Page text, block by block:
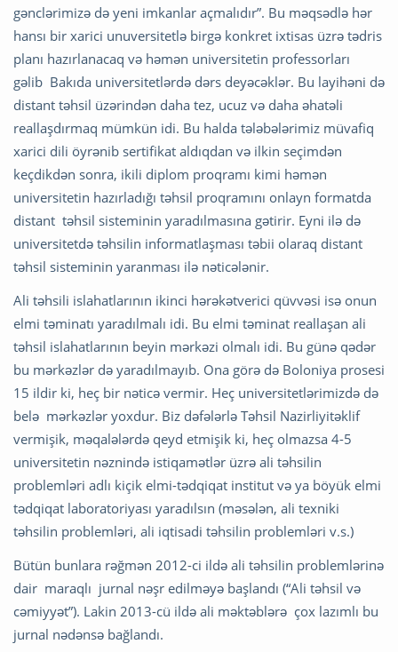
gənclərimizə də yeni imkanlar açmalıdır”. Bu məqsədlə hər
hansı bir xarici unuversitetlə birgə konkret ixtisas üzrə tədris
planı hazırlanacaq və həmən universitetin professorları
gəlib Bakıda universitetlərdə dərs deyəcəklər. Bu layihəni də
distant təhsil üzərindən daha tez, ucuz və daha əhatəli
reallaşdırmaq mümkün idi. Bu halda tələbələrimiz müvafiq
xarici dili öyrənib sertifikat aldıqdan və ilkin seçimdən
keçdikdən sonra, ikili diplom proqramı kimi həmən
universitetin hazırladığı təhsil proqramını onlayn formatda
distant təhsil sisteminin yaradılmasına gətirir. Eyni ilə də
universitetdə təhsilin informatlaşması təbii olaraq distant
təhsil sisteminin yaranması ilə nəticələnir.
Ali təhsili islahatlarının ikinci hərəkətverici qüvvəsi isə onun
elmi təminatı yaradılmalı idi. Bu elmi təminat reallaşan ali
təhsil islahatlarının beyin mərkəzi olmalı idi. Bu günə qədər
bu mərkəzlər də yaradılmayıb. Ona görə də Boloniya prosesi
15 ildir ki, heç bir nəticə vermir. Heç universitetlərimizdə də
belə mərkəzlər yoxdur. Biz dəfələrlə Təhsil Nazirliyitəklif
vermişik, məqalələrdə qeyd etmişik ki, heç olmazsa 4-5
universitetin nəznində istiqamətlər üzrə ali təhsilin
problemləri adlı kiçik elmi-tədqiqat institut və ya böyük elmi
tədqiqat laboratoriyası yaradılsın (məsələn, ali texniki
təhsilin problemləri, ali iqtisadi təhsilin problemləri v.s.)
Bütün bunlara rəğmən 2012-ci ildə ali təhsilin problemlərinə
dair maraqlı jurnal nəşr edilməyə başlandı (“Ali təhsil və
cəmiyyət”). Lakin 2013-cü ildə ali məktəblərə çox lazımlı bu
jurnal nədənsə bağlandı.